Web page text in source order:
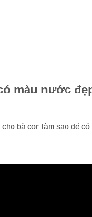
màu nước
bà con làm sao để